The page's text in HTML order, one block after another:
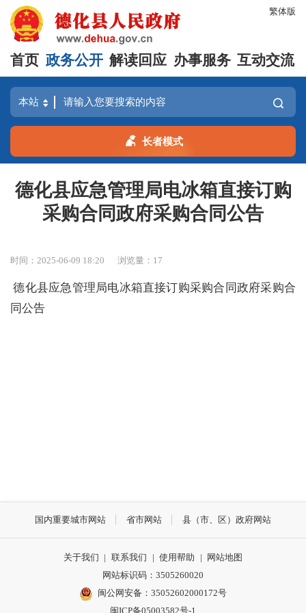
繁体版
首页 政务公开 解读回应 办事服务 互动交流
长者模式
德化县应急管理局电冰箱直接订购
采购合同政府采购合同公告
时间：2025-06-09 18:20 浏览量： 17
德化县应急管理局电冰箱直接订购采购合同政府采购合
同公告
国内重要城市网站 省市网站 县（市、区）政府网站
关于我们 | 联系我们 | 使用帮助 |
网站地图
网站标识码：3505260020
闽公网安备：35052602000172号
闽ICP备05003582号-1